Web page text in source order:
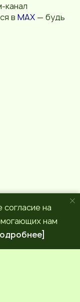
канал
в MAX — будь
на
нам